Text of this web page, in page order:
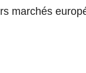
marchés